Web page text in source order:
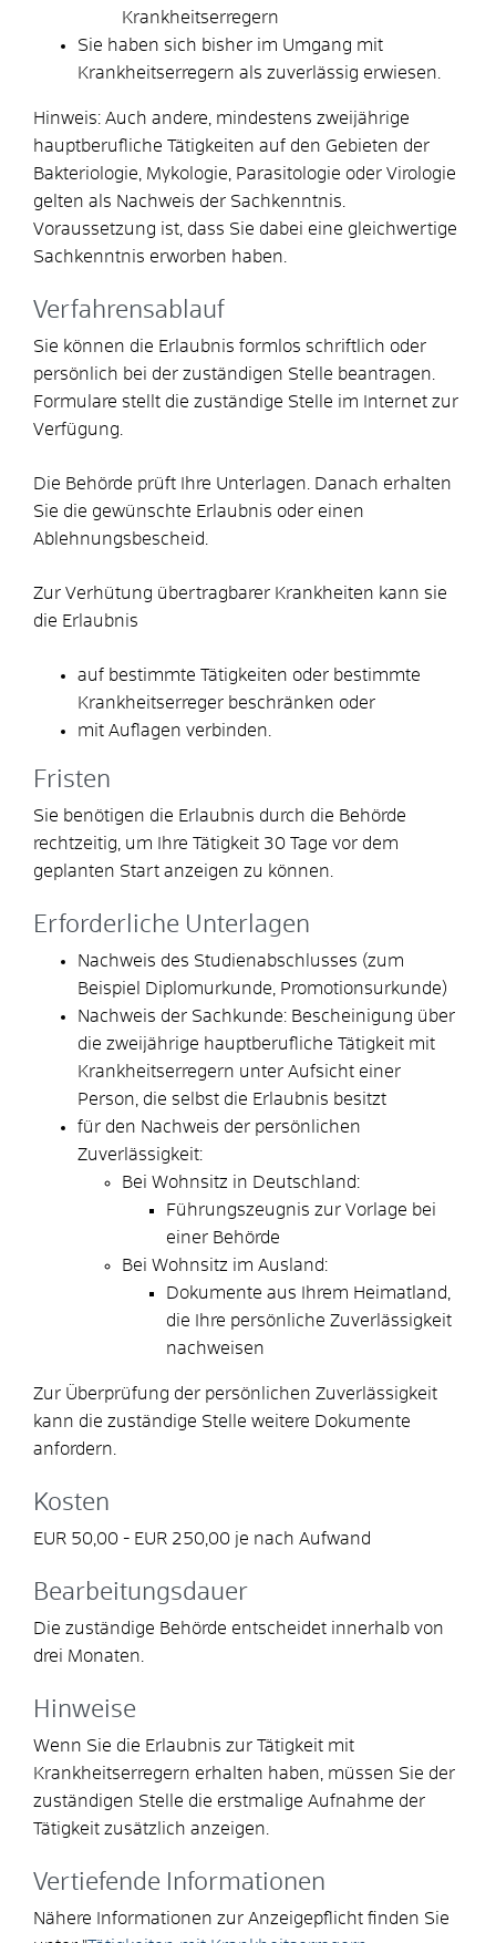
Krankheitserregern
Sie haben sich bisher im Umgang mit
Krankheitserregern als zuverlässig erwiesen.
Hinweis: Auch andere, mindestens zweijährige
hauptberufliche Tätigkeiten auf den Gebieten der
Bakteriologie, Mykologie, Parasitologie oder Virologie
gelten als Nachweis der Sachkenntnis.
Voraussetzung ist, dass Sie dabei eine gleichwertige
Sachkenntnis erworben haben.
Verfahrensablauf
Sie können die Erlaubnis formlos schriftlich oder
persönlich bei der zuständigen Stelle beantragen.
Formulare stellt die zuständige Stelle im Internet zur
Verfügung.
Die Behörde prüft Ihre Unterlagen. Danach erhalten
Sie die gewünschte Erlaubnis oder einen
Ablehnungsbescheid.
Zur Verhütung übertragbarer Krankheiten kann sie
die Erlaubnis
auf bestimmte Tätigkeiten oder bestimmte
Krankheitserreger beschränken oder
mit Auflagen verbinden.
Fristen
Sie benötigen die Erlaubnis durch die Behörde
rechtzeitig, um Ihre Tätigkeit 30 Tage vor dem
geplanten Start anzeigen zu können.
Erforderliche Unterlagen
Nachweis des Studienabschlusses (zum
Beispiel Diplomurkunde, Promotionsurkunde)
Nachweis der Sachkunde: Bescheinigung über
die zweijährige hauptberufliche Tätigkeit mit
Krankheitserregern unter Aufsicht einer
Person, die selbst die Erlaubnis besitzt
für den Nachweis der persönlichen
Zuverlässigkeit:
Bei Wohnsitz in Deutschland:
Führungszeugnis zur Vorlage bei
einer Behörde
Bei Wohnsitz im Ausland:
Dokumente aus Ihrem Heimatland,
die Ihre persönliche Zuverlässigkeit
nachweisen
Zur Überprüfung der persönlichen Zuverlässigkeit
kann die zuständige Stelle weitere Dokumente
anfordern.
Kosten
EUR 50,00 - EUR 250,00 je nach Aufwand
Bearbeitungsdauer
Die zuständige Behörde entscheidet innerhalb von
drei Monaten.
Hinweise
Wenn Sie die Erlaubnis zur Tätigkeit mit
Krankheitserregern erhalten haben, müssen Sie der
zuständigen Stelle die erstmalige Aufnahme der
Tätigkeit zusätzlich anzeigen.
Vertiefende Informationen
Nähere Informationen zur Anzeigepflicht finden Sie